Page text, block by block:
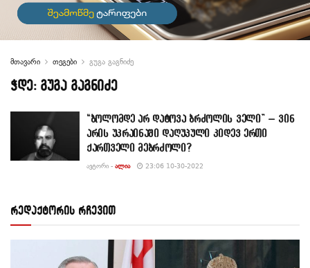
მთავარი თეგები გუგა გაგნიძე
ჭდე: გუგა გაგნიძე
“ბოლომდე არ დატოვა ბრძოლის ველი” – ვინ
არის უკრაინაში დაღუპული კიდევ ერთი
ქართველი მებრძოლი?
ᲐᲕᲢᲝᲠᲘ - ᲐᲚᲘᲐ 23:06 10-30-2022
რედაქტორის რჩევით